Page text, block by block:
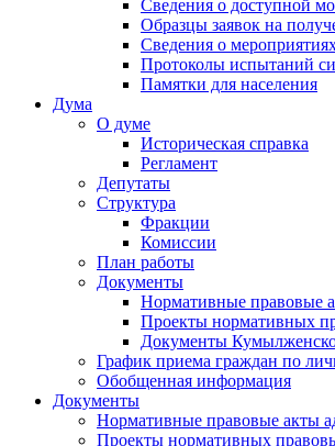
Сведения о доступной
Образцы заявок на
Сведения о
Протоколы испытаний
Памятки для населения
Дума
О думе
Историческая справка
Регламент
Депутаты
Структура
Фракции
Комиссии
План работы
Документы
Нормативные правовые
Проекты нормативных
Документы
График приема граждан по
Обобщенная информация
Документы
Нормативные правовые акты
Проекты нормативных